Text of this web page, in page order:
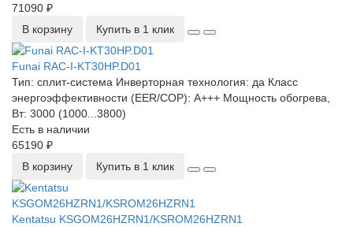
71090 ₽
В корзину
Купить в 1 клик
Funai RAC-I-KT30HP.D01
Тип: сплит-система Инверторная технология: да Класс
энергоэффективности (EER/COP): A+++ Мощность обогрева,
Вт: 3000 (1000...3800)
Есть в наличии
65190 ₽
В корзину
Купить в 1 клик
Kentatsu KSGOM26HZRN1/KSROM26HZRN1